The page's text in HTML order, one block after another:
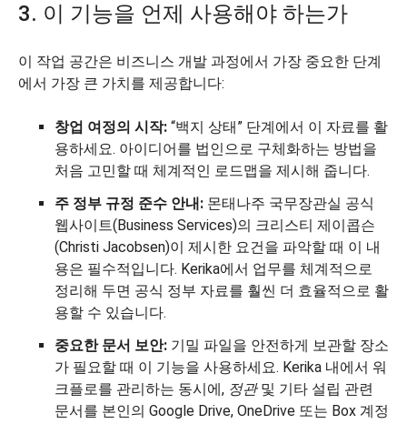
3. 이 기능을 언제 사용해야 하는가
이 작업 공간은 비즈니스 개발 과정에서 가장 중요한 단계
에서 가장 큰 가치를 제공합니다:
창업 여정의 시작: “백지 상태” 단계에서 이 자료를 활
용하세요. 아이디어를 법인으로 구체화하는 방법을
처음 고민할 때 체계적인 로드맵을 제시해 줍니다.
주 정부 규정 준수 안내: 몬태나주 국무장관실 공식
웹사이트(Business Services)의 크리스티 제이콥슨
(Christi Jacobsen)이 제시한 요건을 파악할 때 이 내
용은 필수적입니다. Kerika에서 업무를 체계적으로
정리해 두면 공식 정부 자료를 훨씬 더 효율적으로 활
용할 수 있습니다.
중요한 문서 보안: 기밀 파일을 안전하게 보관할 장소
가 필요할 때 이 기능을 사용하세요. Kerika 내에서 워
크플로를 관리하는 동시에, 정관및 기타 설립 관련
문서를 본인의 Google Drive, OneDrive 또는 Box 계정